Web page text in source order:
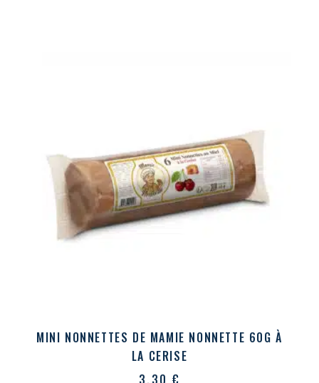
MINI NONNETTES DE MAMIE NONNETTE 60G À
LA CERISE
3,30 €